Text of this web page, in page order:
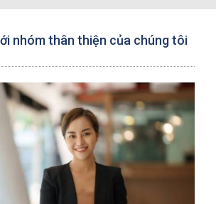
nhóm thân thiện của chúng tôi